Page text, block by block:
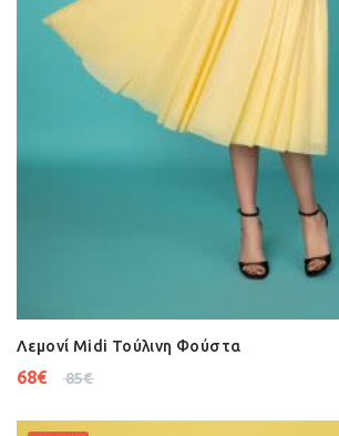
Λεμονί Midi Τούλινη Φούστα
85€
68€